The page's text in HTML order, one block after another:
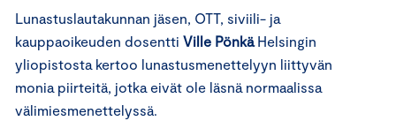
Lunastuslautakunnan jäsen, OTT, siviili- ja
kauppaoikeuden dosentti Ville PönkäHelsingin
yliopistosta kertoo lunastusmenettelyyn liittyvän
monia piirteitä, jotka eivät ole läsnä normaalissa
välimiesmenettelyssä.